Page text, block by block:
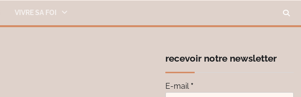
VIVRE SA FOI
recevoir notre newsletter
E-mail *